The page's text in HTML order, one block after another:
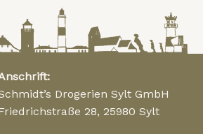
Drogerien Sylt GmbH
28, 25980 Sylt